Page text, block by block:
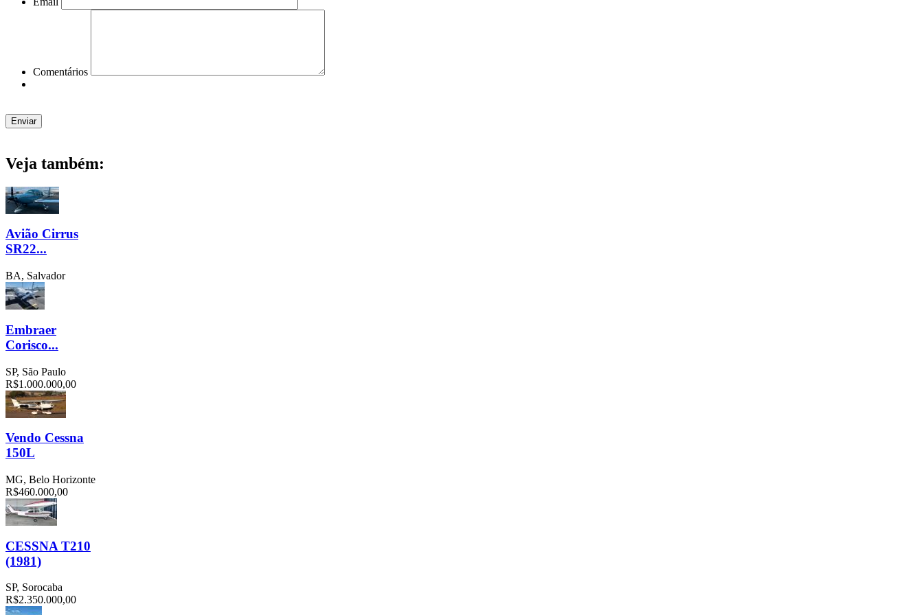
Comentários
Veja também:
Avião Cirrus
SR22...
BA, Salvador
Embraer
Corisco...
SP, São Paulo
R$1.000.000,00
Vendo Cessna
150L
MG, Belo Horizonte
R$460.000,00
CESSNA T210
(1981)
SP, Sorocaba
R$2.350.000,00